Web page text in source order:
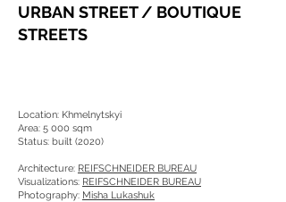
URBAN STREET / BOUTIQUE
STREETS
Location: Khmelnytskyi
Area: 5 000 sqm
Status: built (2020)
Architecture: REIFSCHNEIDER BUREAU
Visualizations: REIFSCHNEIDER BUREAU
Photography: Misha Lukashuk